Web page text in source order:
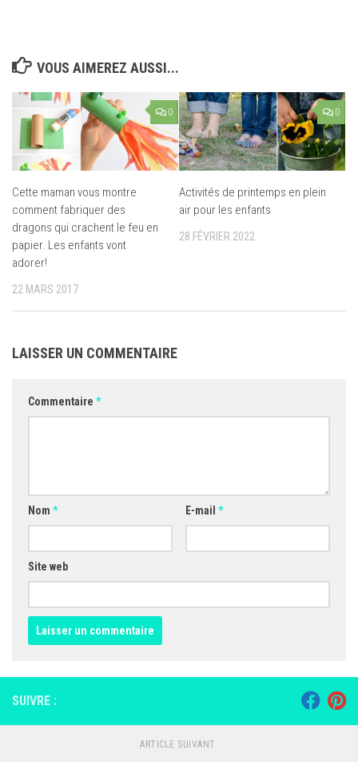
VOUS AIMEREZ AUSSI...
0
Cette maman vous montre
comment fabriquer des
dragons qui crachent le feu en
papier. Les enfants vont
adorer!
22 MARS 2017
0
Activités de printemps en plein
air pour les enfants
28 FÉVRIER 2022
LAISSER UN COMMENTAIRE
Commentaire *
Nom * E-mail *
Site web
SUIVRE :
ARTICLE SUIVANT